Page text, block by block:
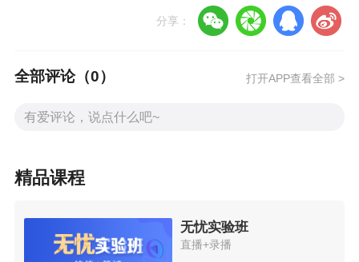
天四夜刷题密押班
1980 立即购买>
天四夜刷题密押班
天四夜刷题密押班
分享：
全部评论（0） 打开APP查看全部 >
精品课程
无忧实验班
直播+录播